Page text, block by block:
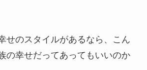
せのスタイルがあるなら、こん
の幸せだってあってもいいのか